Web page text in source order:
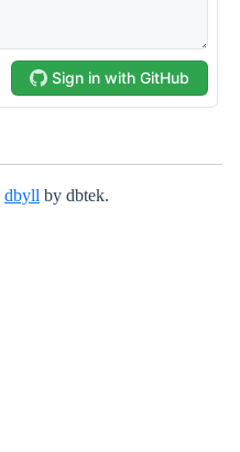
dbyll by dbtek.